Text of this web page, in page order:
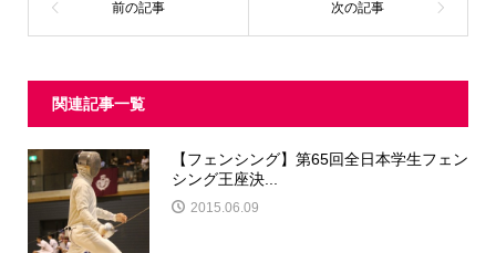
関連記事一覧
【フェンシング】第65回全日本学生フェン
シング王座決...
2015.06.09